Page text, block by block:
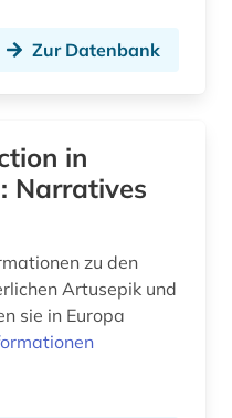
Zur Datenbank
in
Narratives
zu den
Artusepik und
sie in Europa